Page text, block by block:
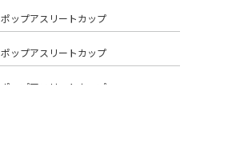
ポップアスリートカップ
ポップアスリートカップ
ポップアスリートカップ